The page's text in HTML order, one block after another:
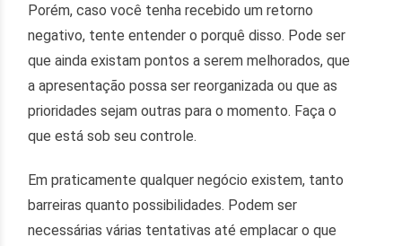
Porém, caso você tenha recebido um retorno
negativo, tente entender o porquê disso. Pode ser
que ainda existam pontos a serem melhorados, que
a apresentação possa ser reorganizada ou que as
prioridades sejam outras para o momento. Faça o
que está sob seu controle.
Em praticamente qualquer negócio existem, tanto
barreiras quanto possibilidades. Podem ser
necessárias várias tentativas até emplacar o que